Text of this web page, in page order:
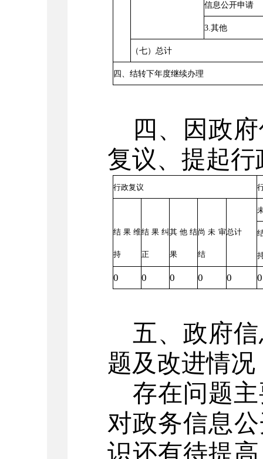
信息公开申请
3.其他
（七）总计
四、结转下年度继续办理
四、因政
复议、提起
行政复议
结果维
持
结果纠
正
其他结
果
尚未审
结
总计
0 0 0 0 0 0
五、政府
题及改进情况
存在问题
对政务信息
识还有待提